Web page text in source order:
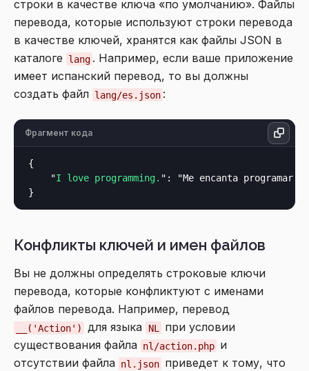
строки в качестве ключа «по умолчанию». Файлы
перевода, которые используют строки перевода
в качестве ключей, хранятся как файлы JSON в
каталоге
lang . Например, если ваше приложение
имеет испанский перевод, то вы должны
создать файл lang/es.json :
Фрагмент кода
{
    "
I love programming. ": "Me encanta programar.
Конфликты ключей и имен файлов
Вы не должны определять строковые ключи
перевода, которые конфликтуют с именами
файлов перевода. Например, перевод
__('Action') для языка NL
при условии
существования файла nl/action.php и
отсутствии файла nl.json приведет к тому, что